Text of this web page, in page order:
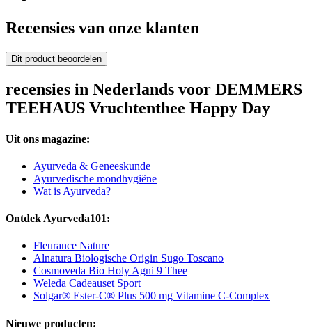
Recensies van onze klanten
Dit product beoordelen
recensies in Nederlands voor DEMMERS
TEEHAUS Vruchtenthee Happy Day
Uit ons magazine:
Ayurveda & Geneeskunde
Ayurvedische mondhygiëne
Wat is Ayurveda?
Ontdek Ayurveda101:
Fleurance Nature
Alnatura Biologische Origin Sugo Toscano
Cosmoveda Bio Holy Agni 9 Thee
Weleda Cadeauset Sport
Solgar® Ester-C® Plus 500 mg Vitamine C-Complex
Nieuwe producten: